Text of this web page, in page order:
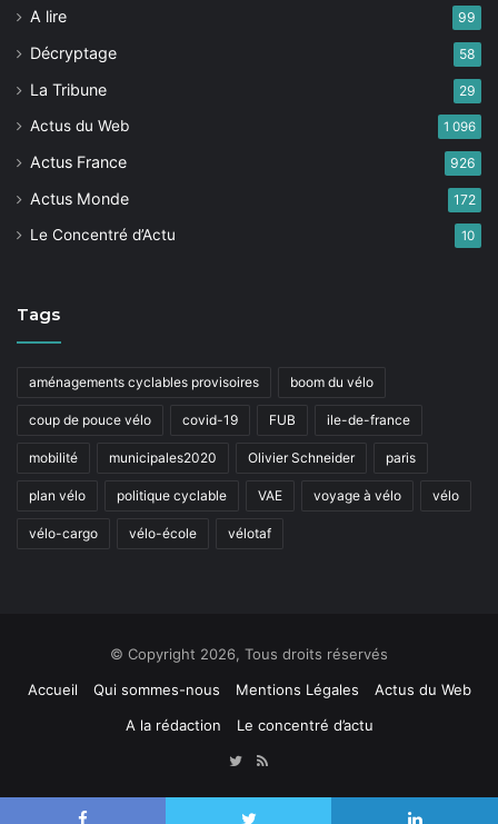
A lire 99
Décryptage 58
La Tribune 29
Actus du Web 1 096
Actus France 926
Actus Monde 172
Le Concentré d’Actu 10
Tags
aménagements cyclables provisoires boom du vélo
coup de pouce vélo covid-19 FUB ile-de-france
mobilité municipales2020 Olivier Schneider paris
plan vélo politique cyclable VAE voyage à vélo vélo
vélo-cargo vélo-école vélotaf
© Copyright 2026, Tous droits réservés
Accueil
Qui sommes-nous Mentions Légales
Actus du Web
A la rédaction
Le concentré d’actu